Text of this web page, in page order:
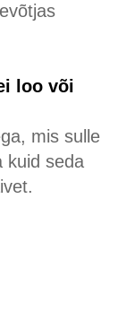
loo või
mis sulle
kuid seda